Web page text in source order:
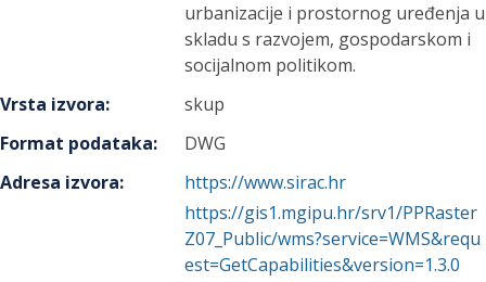
urbanizacije i prostornog uređenja u
skladu s razvojem, gospodarskom i
socijalnom politikom.
Vrsta izvora:
skup
Format podataka:
DWG
Adresa izvora:
https://www.sirac.hr
https://gis1.mgipu.hr/srv1/PPRaster
Z07_Public/wms?service=WMS&requ
est=GetCapabilities&version=1.3.0